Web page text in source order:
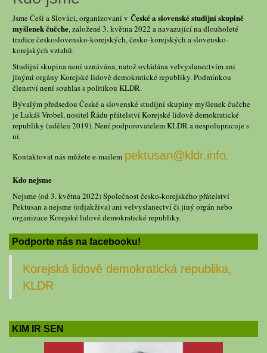
Jsme Češi a Slováci, organizovaní v České a slovenské studijní skupině
myšlenek čučche, založené 3. května 2022 a navazující na dlouholeté
tradice československo-korejských, česko-korejských a slovensko-
korejských vztahů.
Studijní skupina není uznávána, natož ovládána velvyslanectvím ani
jinými orgány Korejské lidově demokratické republiky. Podmínkou
členství není souhlas s politikou KLDR.
Bývalým předsedou České a slovenské studijní skupiny myšlenek čučche
je Lukáš Vrobel, nositel Řádu přátelství Korejské lidově demokratické
republiky (udělen 2019). Není podporovatelem KLDR a nespolupracuje s
ní.
Kontaktovat nás můžete e-mailem pektusan@kldr.info.
Kdo nejsme
Nejsme (od 3. května 2022) Společnost česko-korejského přátelství
Pektusan a nejsme (odjakživa) ani velvyslanectví či jiný orgán nebo
organizace Korejské lidově demokratické republiky.
Podporte nás na facebooku!
Korejská lidově demokratická republika,
KLDR
KIM IR SEN